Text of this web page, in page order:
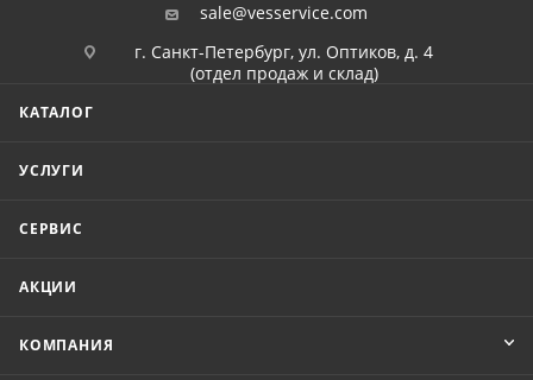
sale@vesservice.com
г. Санкт-Петербург, ул. Оптиков, д. 4
(отдел продаж и склад)
КАТАЛОГ
УСЛУГИ
СЕРВИС
АКЦИИ
КОМПАНИЯ